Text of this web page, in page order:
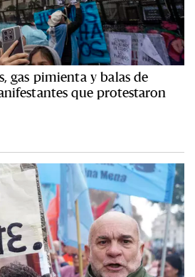
gas pimienta y balas de
que protestaron